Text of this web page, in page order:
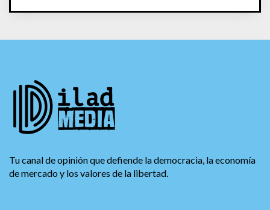
Tu canal de opinión que defiende la democracia, la economía
de mercado y los valores de la libertad.